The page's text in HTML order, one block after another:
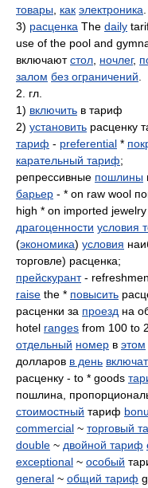
товары
как электроника
3) расценка The daily
use of the pool and
включаютстол ночлег,
залом без ограничений
2. гл.
1) включить в тариф
2) установить расценку
тариф - preferential *
карательный тариф;
репрессивные пошлины
барьер - * on raw wool
high * on imported
драгоценности условия
(экономика) условия
торговле) расценка;
прейскурант-
raise the * повысить
расценки за проезд на
hotel ranges from 100 to
отдельный номер в этом
долларов в день
расценку - to * goods
пошлина,
стоимостный тариф
commercial ~ торговый
double ~ двойной тариф
exceptional ~ особый
general ~ общий тариф